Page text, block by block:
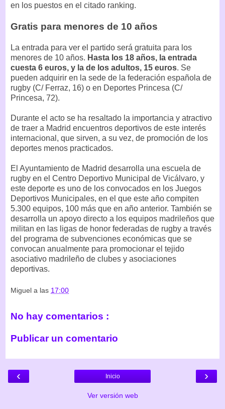
en los puestos en el citado ranking.
Gratis para menores de 10 años
La entrada para ver el partido será gratuita para los
menores de 10 años. Hasta los 18 años, la entrada
cuesta 6 euros, y la de los adultos, 15 euros. Se
pueden adquirir en la sede de la federación española de
rugby (C/ Ferraz, 16) o en Deportes Princesa (C/
Princesa, 72).
Durante el acto se ha resaltado la importancia y atractivo
de traer a Madrid encuentros deportivos de este interés
internacional, que sirven, a su vez, de promoción de los
deportes menos practicados.
El Ayuntamiento de Madrid desarrolla una escuela de
rugby en el Centro Deportivo Municipal de Vicálvaro, y
este deporte es uno de los convocados en los Juegos
Deportivos Municipales, en el que este año compiten
5.300 equipos, 100 más que en año anterior. También se
desarrolla un apoyo directo a los equipos madrileños que
militan en las ligas de honor federadas de rugby a través
del programa de subvenciones económicas que se
convocan anualmente para promocionar el tejido
asociativo madrileño de clubes y asociaciones
deportivas.
Miguel a las 17:00
No hay comentarios :
Publicar un comentario
‹ ›
Inicio
Ver versión web